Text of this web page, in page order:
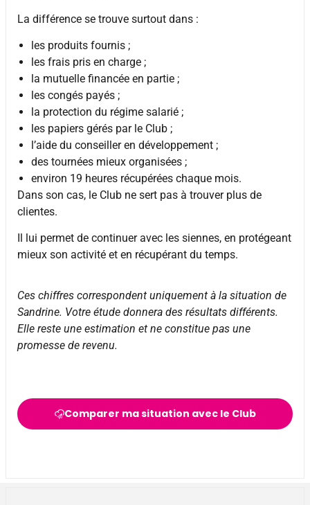
La différence se trouve surtout dans :
les produits fournis ;
les frais pris en charge ;
la mutuelle financée en partie ;
les congés payés ;
la protection du régime salarié ;
les papiers gérés par le Club ;
l’aide du conseiller en développement ;
des tournées mieux organisées ;
environ 19 heures récupérées chaque mois.
Dans son cas, le Club ne sert pas à trouver plus de
clientes.
Il lui permet de continuer avec les siennes, en protégeant
mieux son activité et en récupérant du temps.
Ces chiffres correspondent uniquement à la situation de
Sandrine. Votre étude donnera des résultats différents.
Elle reste une estimation et ne constitue pas une
promesse de revenu.
Comparer ma situation avec le Club